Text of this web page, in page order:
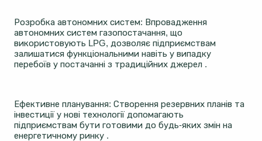
Розробка автономних систем: Впровадження
автономних систем газопостачання, що
використовують LPG, дозволяє підприємствам
залишатися функціональними навіть у випадку
перебоїв у постачанні з традиційних джерел .
Ефективне планування: Створення резервних планів та
інвестиції у нові технології допомагають
підприємствам бути готовими до будь-яких змін на
енергетичному ринку .